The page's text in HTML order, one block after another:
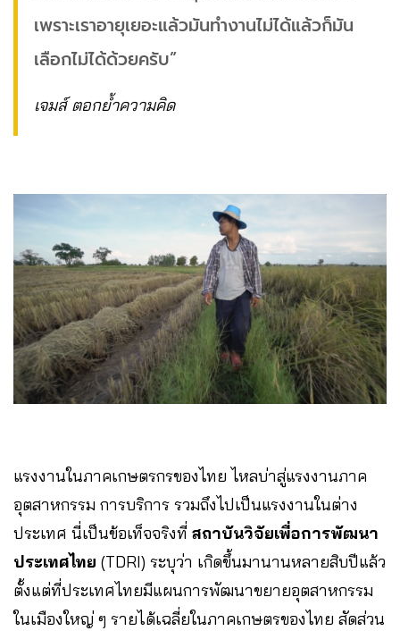
เพราะเราอายุเยอะแล้วมันทำงานไม่ได้แล้วก็มัน
เลือกไม่ได้ด้วยครับ”
เจมส์ ตอกย้ำความคิด
แรงงานในภาคเกษตรกรของไทย ไหลบ่าสู่แรงงานภาค
อุตสาหกรรม การบริการ รวมถึงไปเป็นแรงงานในต่าง
ประเทศ นี่เป็นข้อเท็จจริงที่ สถาบันวิจัยเพื่อการพัฒนา
ประเทศไทย (TDRI) ระบุว่า เกิดขึ้นมานานหลายสิบปีแล้ว
ตั้งแต่ที่ประเทศไทยมีแผนการพัฒนาขยายอุตสาหกรรม
ในเมืองใหญ่ ๆ รายได้เฉลี่ยในภาคเกษตรของไทย สัดส่วน